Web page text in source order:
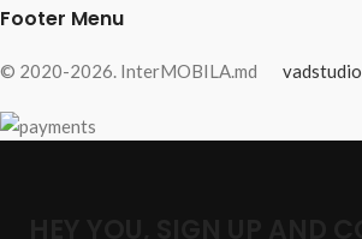
Footer Menu
© 2020-2026. InterMOBILA.md vadstudio